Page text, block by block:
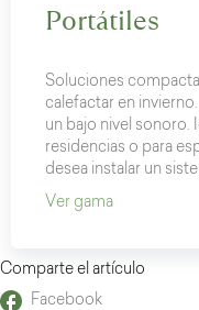
Comparte el artículo
Facebook
Portátiles
Soluciones
calefactar en
un bajo nivel sonoro.
residencias o para
desea instalar un
Ver gama